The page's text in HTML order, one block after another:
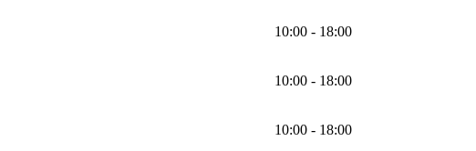
10:00 - 18:00
10:00 - 18:00
10:00 - 18:00